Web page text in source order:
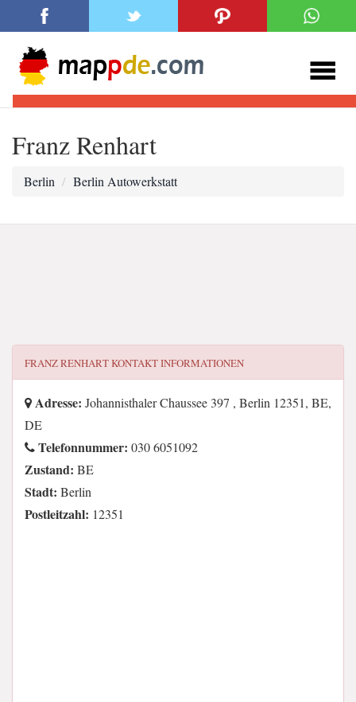
Franz Renhart
Berlin Berlin Autowerkstatt
FRANZ RENHARTKONTAKT INFORMATIONEN
Adresse: Johannisthaler Chaussee 397 , Berlin 12351, BE,
DE
Telefonnummer: 030 6051092
Zustand: BE
Stadt: Berlin
Postleitzahl: 12351